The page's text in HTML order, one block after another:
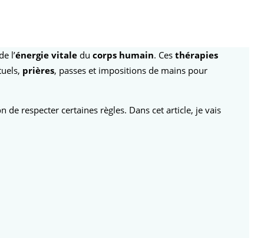
l’énergie vitale du corps humain. Ces thérapies
prières, passes et impositions de mains pour
de respecter certaines règles. Dans cet article, je vais